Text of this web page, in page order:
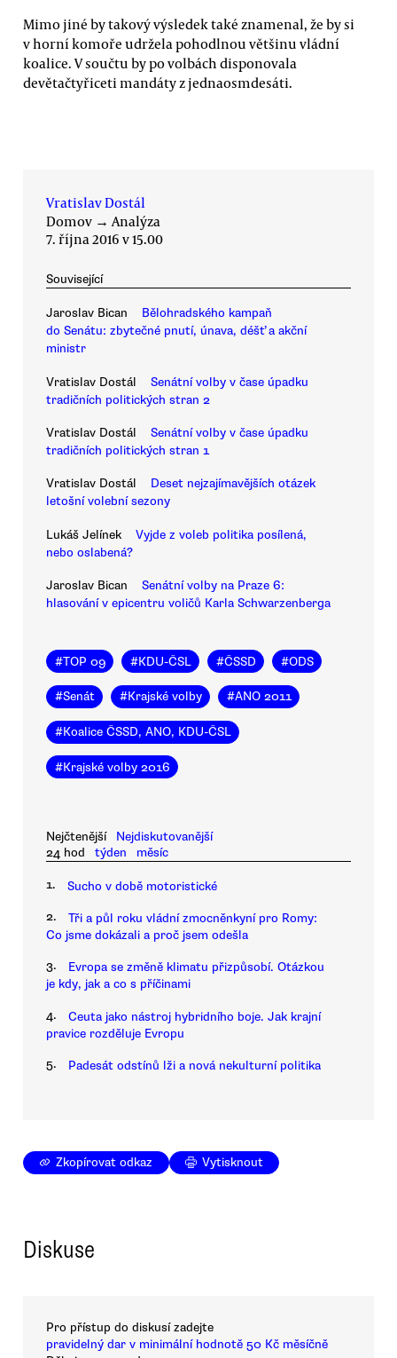
Mimo jiné by takový výsledek také znamenal, že by si
v horní komoře udržela pohodlnou většinu vládní
koalice. V součtu by po volbách disponovala
devětačtyřiceti mandáty z jednaosmdesáti.
Vratislav Dostál
Domov →Analýza
7. října 2016 v 15.00
Související
Jaroslav Bican
Bělohradského kampaň
do Senátu: zbytečné pnutí, únava, déšť a akční
ministr
Vratislav Dostál
Senátní volby v čase úpadku
tradičních politických stran 2
Vratislav Dostál
Senátní volby v čase úpadku
tradičních politických stran 1
Vratislav Dostál
Deset nejzajímavějších otázek
letošní volební sezony
Lukáš Jelínek
Vyjde z voleb politika posílená,
nebo oslabená?
Jaroslav Bican
Senátní volby na Praze 6:
hlasování v epicentru voličů Karla Schwarzenberga
#TOP 09 #KDU-ČSL #ČSSD #ODS
#Senát #Krajské volby #ANO 2011
#Koalice ČSSD, ANO, KDU-ČSL
#Krajské volby 2016
Nejčtenější
Nejdiskutovanější
24 hod
týden měsíc
1. Sucho v době motoristické
2.
Tři a půl roku vládní zmocněnkyní pro Romy:
Co jsme dokázali a proč jsem odešla
3.
Evropa se změně klimatu přizpůsobí. Otázkou
je kdy, jak a co s příčinami
4.
Ceuta jako nástroj hybridního boje. Jak krajní
pravice rozděluje Evropu
5. Padesát odstínů lži a nová nekulturní politika
Zkopírovat odkaz Vytisknout
Diskuse
Pro přístup do diskusí zadejte
pravidelný dar v minimální hodnotě 50 Kč měsíčně